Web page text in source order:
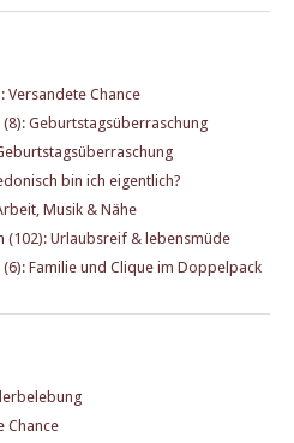
Versandete Chance
Geburtstagsüberraschung
bin ich eigentlich?
Musik & Nähe
(102): Urlaubsreif & lebensmüde
Familie und Clique im Doppelpack
Chance